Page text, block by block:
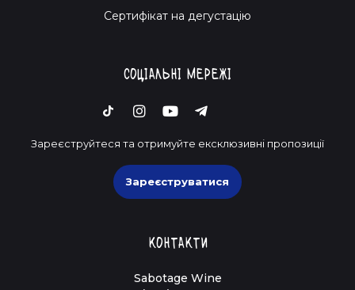
Cертифікат на дегустацію
Соціальні мережі
Зареєструйтеся та отримуйте ексклюзивні пропозиції
Зареєструватися
Контакти
Sabotage Wine